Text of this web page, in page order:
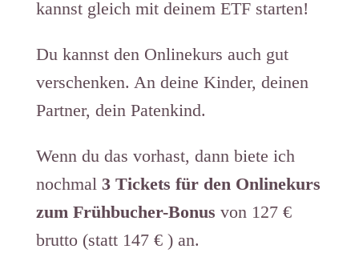
kannst gleich mit deinem ETF starten!
Du kannst den Onlinekurs auch gut
verschenken. An deine Kinder, deinen
Partner, dein Patenkind.
Wenn du das vorhast, dann biete ich
nochmal 3 Tickets für den Onlinekurs
zum Frühbucher-Bonus von 127 €
brutto (statt 147 € ) an.